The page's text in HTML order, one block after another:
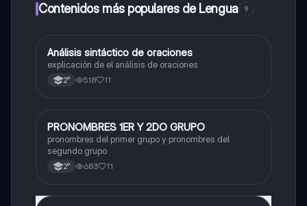
Contenidos más populares de Lengua 9
Lengua
Análisis sintáctico de oraciones
explicación de el análisis de oraciones
2° 518 11
Lengua
PRONOMBRES 1ER Y 2DO GRUPO
pronombres del primer grupo y pronombres del
segundo grupo
2° 683 11